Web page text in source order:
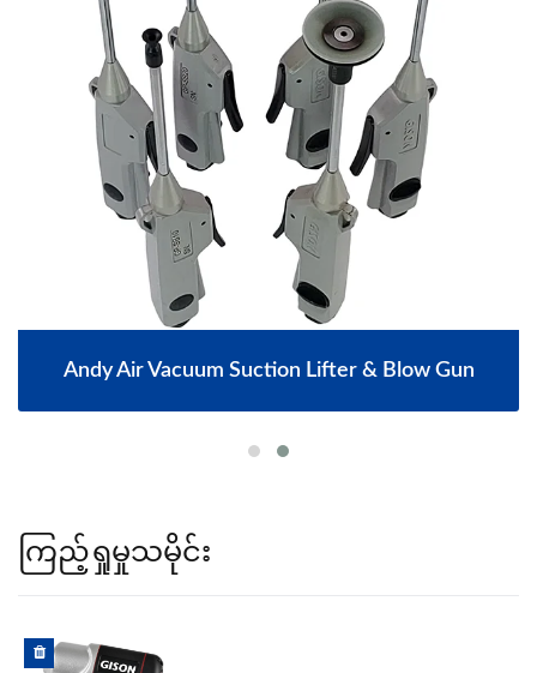
Andy Air Vacuum Suction Lifter & Blow Gun
ကြည့်ရှုမှုသမိုင်း